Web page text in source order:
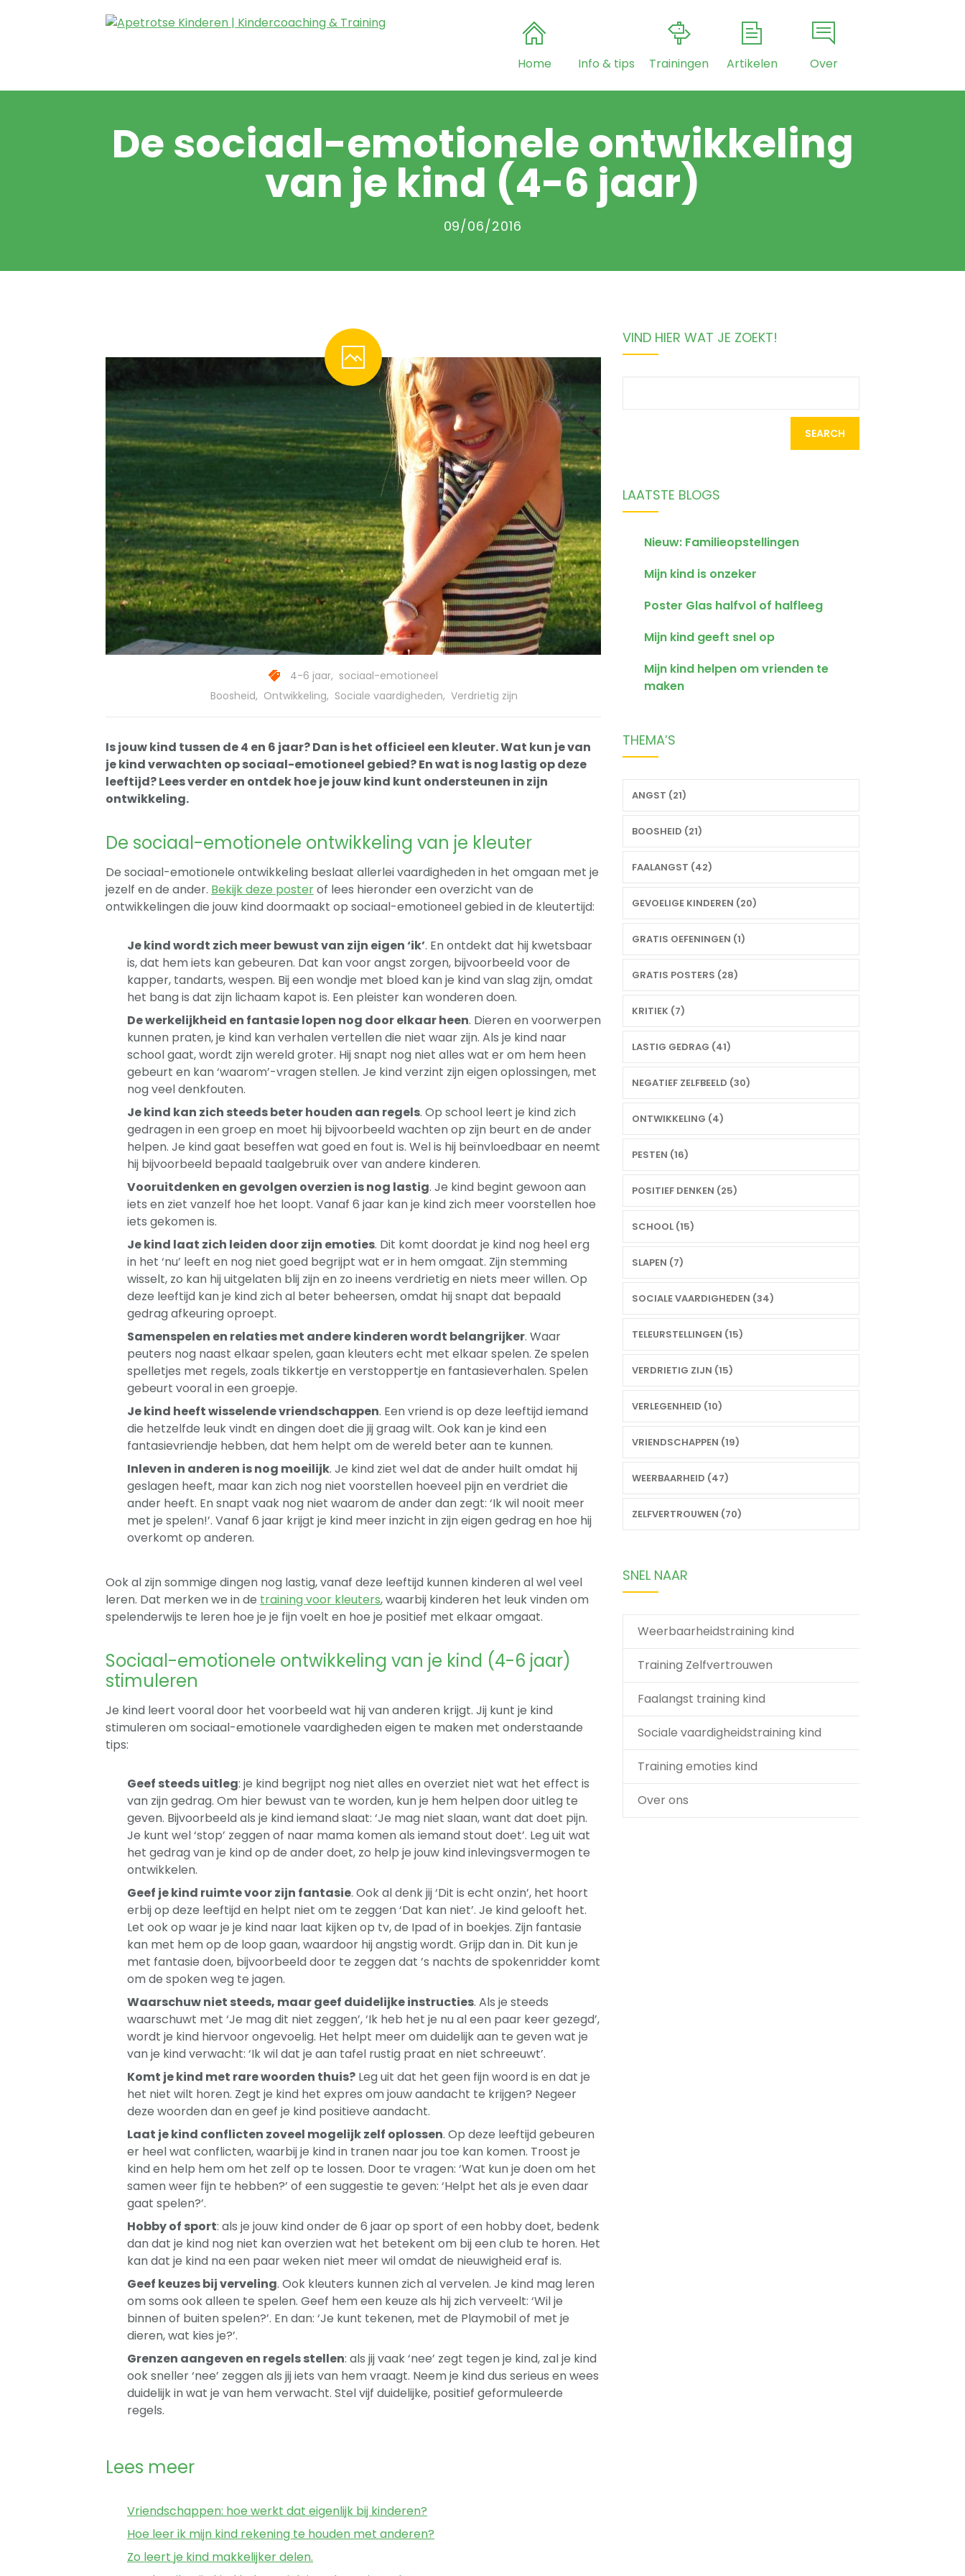
Home Info & tips Trainingen Artikelen Over
De sociaal-emotionele ontwikkeling
van je kind (4-6 jaar)
09/06/2016
4-6 jaar, sociaal-emotioneel
Boosheid, Ontwikkeling, Sociale vaardigheden, Verdrietig zijn
Is jouw kind tussen de 4 en 6 jaar? Dan is het officieel een kleuter. Wat kun je van
je kind verwachten op sociaal-emotioneel gebied? En wat is nog lastig op deze
leeftijd? Lees verder en ontdek hoe je jouw kind kunt ondersteunen in zijn
ontwikkeling.
De sociaal-emotionele ontwikkeling van je kleuter
De sociaal-emotionele ontwikkeling beslaat allerlei vaardigheden in het omgaan met je
jezelf en de ander. Bekijk deze posterof lees hieronder een overzicht van de
ontwikkelingen die jouw kind doormaakt op sociaal-emotioneel gebied in de kleutertijd:
Je kind wordt zich meer bewust van zijn eigen ‘ik’. En ontdekt dat hij kwetsbaar
is, dat hem iets kan gebeuren. Dat kan voor angst zorgen, bijvoorbeeld voor de
kapper, tandarts, wespen. Bij een wondje met bloed kan je kind van slag zijn, omdat
het bang is dat zijn lichaam kapot is. Een pleister kan wonderen doen.
De werkelijkheid en fantasie lopen nog door elkaar heen. Dieren en voorwerpen
kunnen praten, je kind kan verhalen vertellen die niet waar zijn. Als je kind naar
school gaat, wordt zijn wereld groter. Hij snapt nog niet alles wat er om hem heen
gebeurt en kan ‘waarom’-vragen stellen. Je kind verzint zijn eigen oplossingen, met
nog veel denkfouten.
Je kind kan zich steeds beter houden aan regels. Op school leert je kind zich
gedragen in een groep en moet hij bijvoorbeeld wachten op zijn beurt en de ander
helpen. Je kind gaat beseffen wat goed en fout is. Wel is hij beïnvloedbaar en neemt
hij bijvoorbeeld bepaald taalgebruik over van andere kinderen.
Vooruitdenken en gevolgen overzien is nog lastig. Je kind begint gewoon aan
iets en ziet vanzelf hoe het loopt. Vanaf 6 jaar kan je kind zich meer voorstellen hoe
iets gekomen is.
Je kind laat zich leiden door zijn emoties. Dit komt doordat je kind nog heel erg
in het ‘nu’ leeft en nog niet goed begrijpt wat er in hem omgaat. Zijn stemming
wisselt, zo kan hij uitgelaten blij zijn en zo ineens verdrietig en niets meer willen. Op
deze leeftijd kan je kind zich al beter beheersen, omdat hij snapt dat bepaald
gedrag afkeuring oproept.
Samenspelen en relaties met andere kinderen wordt belangrijker. Waar
peuters nog naast elkaar spelen, gaan kleuters echt met elkaar spelen. Ze spelen
spelletjes met regels, zoals tikkertje en verstoppertje en fantasieverhalen. Spelen
gebeurt vooral in een groepje.
Je kind heeft wisselende vriendschappen. Een vriend is op deze leeftijd iemand
die hetzelfde leuk vindt en dingen doet die jij graag wilt. Ook kan je kind een
fantasievriendje hebben, dat hem helpt om de wereld beter aan te kunnen.
Inleven in anderen is nog moeilijk. Je kind ziet wel dat de ander huilt omdat hij
geslagen heeft, maar kan zich nog niet voorstellen hoeveel pijn en verdriet die
ander heeft. En snapt vaak nog niet waarom de ander dan zegt: ‘Ik wil nooit meer
met je spelen!’. Vanaf 6 jaar krijgt je kind meer inzicht in zijn eigen gedrag en hoe hij
overkomt op anderen.
Ook al zijn sommige dingen nog lastig, vanaf deze leeftijd kunnen kinderen al wel veel
leren. Dat merken we in de training voor kleuters, waarbij kinderen het leuk vinden om
spelenderwijs te leren hoe je je fijn voelt en hoe je positief met elkaar omgaat.
Sociaal-emotionele ontwikkeling van je kind (4-6 jaar)
stimuleren
Je kind leert vooral door het voorbeeld wat hij van anderen krijgt. Jij kunt je kind
stimuleren om sociaal-emotionele vaardigheden eigen te maken met onderstaande
tips:
Geef steeds uitleg: je kind begrijpt nog niet alles en overziet niet wat het effect is
van zijn gedrag. Om hier bewust van te worden, kun je hem helpen door uitleg te
geven. Bijvoorbeeld als je kind iemand slaat: ‘Je mag niet slaan, want dat doet pijn.
Je kunt wel ‘stop’ zeggen of naar mama komen als iemand stout doet’. Leg uit wat
het gedrag van je kind op de ander doet, zo help je jouw kind inlevingsvermogen te
ontwikkelen.
Geef je kind ruimte voor zijn fantasie. Ook al denk jij ‘Dit is echt onzin’, het hoort
erbij op deze leeftijd en helpt niet om te zeggen ‘Dat kan niet’. Je kind gelooft het.
Let ook op waar je je kind naar laat kijken op tv, de Ipad of in boekjes. Zijn fantasie
kan met hem op de loop gaan, waardoor hij angstig wordt. Grijp dan in. Dit kun je
met fantasie doen, bijvoorbeeld door te zeggen dat ’s nachts de spokenridder komt
om de spoken weg te jagen.
Waarschuw niet steeds, maar geef duidelijke instructies. Als je steeds
waarschuwt met ‘Je mag dit niet zeggen’, ‘Ik heb het je nu al een paar keer gezegd’,
wordt je kind hiervoor ongevoelig. Het helpt meer om duidelijk aan te geven wat je
van je kind verwacht: ‘Ik wil dat je aan tafel rustig praat en niet schreeuwt’.
Komt je kind met rare woorden thuis? Leg uit dat het geen fijn woord is en dat je
het niet wilt horen. Zegt je kind het expres om jouw aandacht te krijgen? Negeer
deze woorden dan en geef je kind positieve aandacht.
Laat je kind conflicten zoveel mogelijk zelf oplossen. Op deze leeftijd gebeuren
er heel wat conflicten, waarbij je kind in tranen naar jou toe kan komen. Troost je
kind en help hem om het zelf op te lossen. Door te vragen: ‘Wat kun je doen om het
samen weer fijn te hebben?’ of een suggestie te geven: ‘Helpt het als je even daar
gaat spelen?’.
Hobby of sport: als je jouw kind onder de 6 jaar op sport of een hobby doet, bedenk
dan dat je kind nog niet kan overzien wat het betekent om bij een club te horen. Het
kan dat je kind na een paar weken niet meer wil omdat de nieuwigheid eraf is.
Geef keuzes bij verveling. Ook kleuters kunnen zich al vervelen. Je kind mag leren
om soms ook alleen te spelen. Geef hem een keuze als hij zich verveelt: ‘Wil je
binnen of buiten spelen?’. En dan: ‘Je kunt tekenen, met de Playmobil of met je
dieren, wat kies je?’.
Grenzen aangeven en regels stellen: als jij vaak ‘nee’ zegt tegen je kind, zal je kind
ook sneller ‘nee’ zeggen als jij iets van hem vraagt. Neem je kind dus serieus en wees
duidelijk in wat je van hem verwacht. Stel vijf duidelijke, positief geformuleerde
regels.
Lees meer
Vriendschappen: hoe werkt dat eigenlijk bij kinderen?
Hoe leer ik mijn kind rekening te houden met anderen?
Zo leert je kind makkelijker delen.
VIND HIER WAT JE ZOEKT!
LAATSTE BLOGS
Nieuw: Familieopstellingen
Mijn kind is onzeker
Poster Glas halfvol of halfleeg
Mijn kind geeft snel op
Mijn kind helpen om vrienden te
maken
THEMA’S
ANGST (21)
BOOSHEID (21)
FAALANGST (42)
GEVOELIGE KINDEREN (20)
GRATIS OEFENINGEN (1)
GRATIS POSTERS (28)
KRITIEK (7)
LASTIG GEDRAG (41)
NEGATIEF ZELFBEELD (30)
ONTWIKKELING (4)
PESTEN (16)
POSITIEF DENKEN (25)
SCHOOL (15)
SLAPEN (7)
SOCIALE VAARDIGHEDEN (34)
TELEURSTELLINGEN (15)
VERDRIETIG ZIJN (15)
VERLEGENHEID (10)
VRIENDSCHAPPEN (19)
WEERBAARHEID (47)
ZELFVERTROUWEN (70)
SNEL NAAR
Weerbaarheidstraining kind
Training Zelfvertrouwen
Faalangst training kind
Sociale vaardigheidstraining kind
Training emoties kind
Over ons